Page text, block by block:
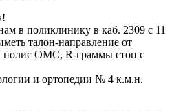
в поликлинику в каб. 2309 с 11
талон-направление от
полис ОМС, R-граммы стоп с
и ортопедии № 4 к.м.н.